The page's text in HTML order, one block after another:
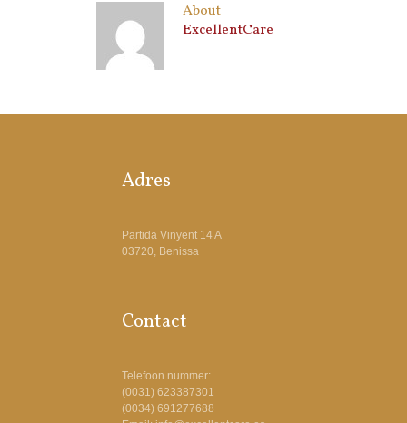
About
ExcellentCare
Adres
Partida Vinyent 14 A
03720, Benissa
Contact
Telefoon nummer:
(0031) 623387301
(0034) 691277688